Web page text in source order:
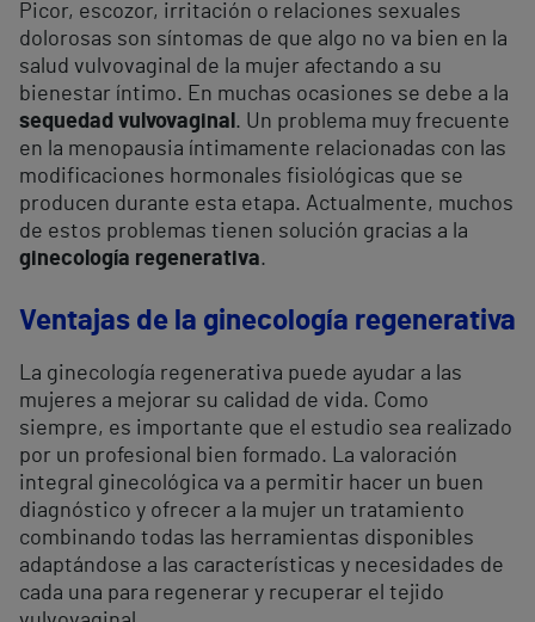
Picor, escozor, irritación o relaciones sexuales
dolorosas son síntomas de que algo no va bien en la
salud vulvovaginal de la mujer afectando a su
bienestar íntimo. En muchas ocasiones se debe a la
sequedad vulvovaginal . Un problema muy frecuente
en la menopausia íntimamente relacionadas con las
modificaciones hormonales fisiológicas que se
producen durante esta etapa. Actualmente, muchos
de estos problemas tienen solución gracias a la
ginecología regenerativa.
Ventajas de la ginecología regenerativa
La ginecología regenerativa puede ayudar a las
mujeres a mejorar su calidad de vida. Como
siempre, es importante que el estudio sea realizado
por un profesional bien formado. La valoración
integral ginecológica va a permitir hacer un buen
diagnóstico y ofrecer a la mujer un tratamiento
combinando todas las herramientas disponibles
adaptándose a las características y necesidades de
cada una para regenerar y recuperar el tejido